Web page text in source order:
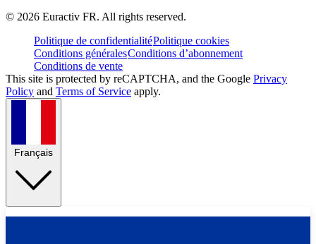
© 2026 Euractiv FR. All rights reserved.
Politique de confidentialitéPolitique cookies
Conditions généralesConditions d’abonnement
Conditions de vente
This site is protected by reCAPTCHA, and the Google Privacy
Policy and Terms of Service apply.
Français